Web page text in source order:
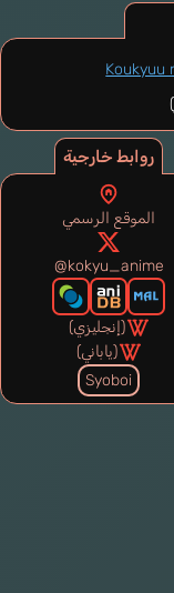
Koukyuu
روابط خارجية
الموقع الرسمي
@kokyu_anime
(إنجليزي)
(ياباني)
Syoboi